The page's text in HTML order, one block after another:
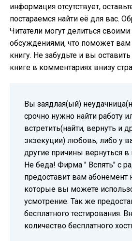
информация отсутствует,
постараемся найти её для вас.
Читатели могут делиться
обсуждениями, что поможет вам
книгу. Не забудьте и вы
книге в комментариях внизу
Вы заядлая(ый)
срочно нужно найти работу
встретить(найти, вернуть и
экзекуции) любовь, либо у
другие причины вернуться
Не беда! Фирма " Вспять" с
предоставит вам абонемент
которые вы можете
усмотрение. Так же
бесплатного тестирования.
количество бесплатного